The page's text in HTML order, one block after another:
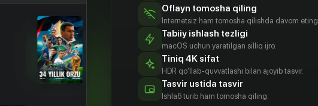
И правда ли, что у любви нет срока
давности»
Oflayn tomosha qiling
Internetsiz ham tomosha qilishda davom eting.
Tabiiy ishlash tezligi
macOS uchun yaratilgan silliq ijro.
Tiniq 4K sifat
HDR qo'llab-quvvatlashi bilan ajoyib tasvir.
Tasvir ustida tasvir
Ishlаб turib ham tomosha qiling.